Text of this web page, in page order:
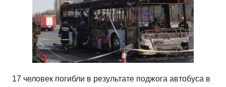
17 человек погибли в результате поджога автобуса в